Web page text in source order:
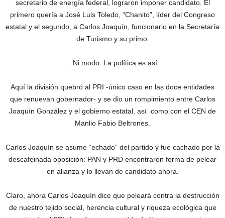
secretario de energía federal, lograron imponer candidato. El
primero quería a José Luis Toledo, “Chanito”, líder del Congreso
estatal y el segundo, a Carlos Joaquín, funcionario en la Secretaría
de Turismo y su primo.
…Ni modo. La política es así.
Aquí la división quebró al PRI -único caso en las doce entidades
que renuevan gobernador- y se dio un rompimiento entre Carlos
Joaquín González y el gobierno estatal, así como con el CEN de
Manlio Fabio Beltrones.
Carlos Joaquín se asume “echado” del partido y fue cachado por la
descafeinada oposición: PAN y PRD encontraron forma de pelear
en alianza y lo llevan de candidato ahora.
Claro, ahora Carlos Joaquín dice que peleará contra la destrucción
de nuestro tejido social, herencia cultural y riqueza ecológica que